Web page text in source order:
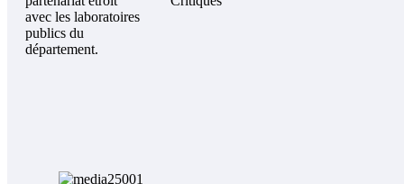
avec les laboratoires
publics du
département.